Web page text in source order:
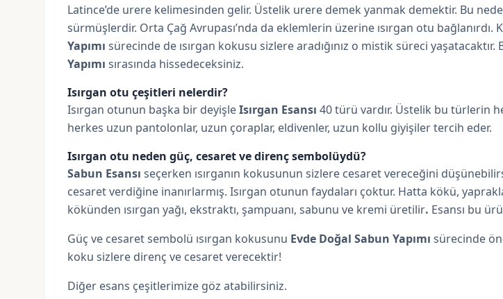
Latince’de urere kelimesinden gelir. Üstelik urere demek yanmak demektir. Bu
sürmüşlerdir. Orta Çağ Avrupası’nda da eklemlerin üzerine ısırgan otu bağlanırdı.
Yapımı sürecinde de ısırgan kokusu sizlere aradığınız o mistik süreci
Yapımı sırasında hissedeceksiniz.
Isırgan otu çeşitleri nelerdir?
Isırgan otunun başka bir deyişleIsırgan Esansı 40 türü vardır. Üstelik bu türlerin
herkes uzun pantolonlar, uzun çoraplar, eldivenler, uzun kollu giyişiler tercih eder.
Isırgan otu neden güç, cesaret ve direnç sembolüydü?
Sabun Esansı seçerken ısırganın kokusunun sizlere cesaret vereceğini
cesaret verdiğine inanırlarmış. Isırgan otunun faydaları çoktur. Hatta kökü,
kökünden ısırgan yağı, ekstraktı, şampuanı, sabunu ve kremi üretilir. Esansı bu
Güç ve cesaret sembolü ısırgan kokusunu Evde Doğal Sabun Yapımı sürecinde
koku sizlere direnç ve cesaret verecektir!
Diğer esans çeşitlerimize göz atabilirsiniz.